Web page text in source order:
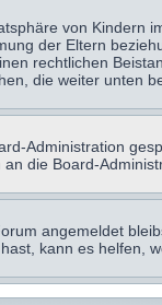
von Kindern
der Eltern
rechtlichen
die weiter unten
Administration
die Board-
angemeldet
kann es helfen,